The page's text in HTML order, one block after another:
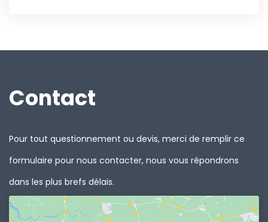
Contact
Pour tout questionnement ou devis, merci de remplir ce
formulaire pour nous contacter, nous vous répondrons
dans les plus brefs délais.